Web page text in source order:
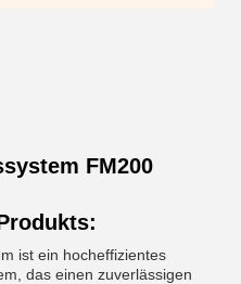
FM200
ist ein hocheffizientes
das einen zuverlässigen